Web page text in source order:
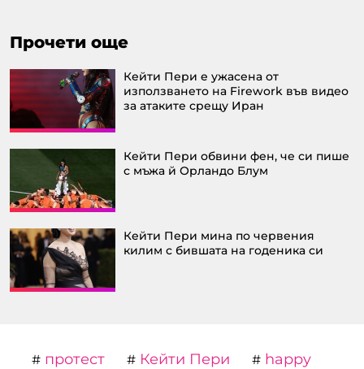
Прочети още
Кейти Пери е ужасена от
използването на Firework във видео
за атаките срещу Иран
Кейти Пери обвини фен, че си пише
с мъжа й Орландо Блум
Кейти Пери мина по червения
килим с бившата на годеника си
#протест #Кейти Пери #happy